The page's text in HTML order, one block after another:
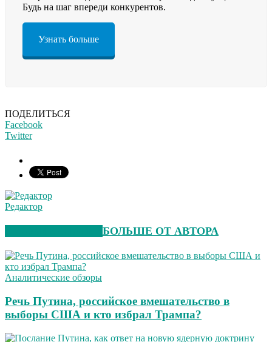
Будь на шаг впереди конкурентов.
Узнать больше
ПОДЕЛИТЬСЯ
Facebook
Twitter
Редактор
БОЛЬШЕ ОТ АВТОРА
Аналитические обзоры
Речь Путина, российское вмешательство в
выборы США и кто избрал Трампа?